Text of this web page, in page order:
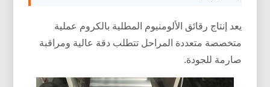
يعد إنتاج رقائق الألومنيوم المطلية بالكروم عملية
متخصصة متعددة المراحل تتطلب دقة عالية ومراقبة
صارمة للجودة.